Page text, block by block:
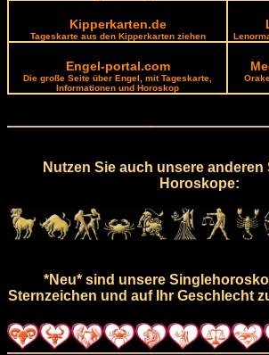
Kipperkarten.de
Tageskarte aus den Kipperkarten ziehen
Engel-portal.com
Die große Seite über Engel, mit Tageskarte,
Informationen und Horoskop
Nutzen Sie auch unsere anderen
Horoskope:
*Neu* sind unsere
Sternzeichen und auf Ihr Geschlecht